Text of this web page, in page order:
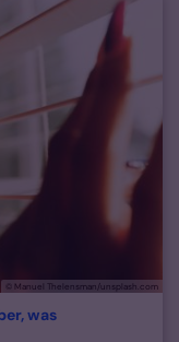
© Manuel Thelensman/unsplash.com
was